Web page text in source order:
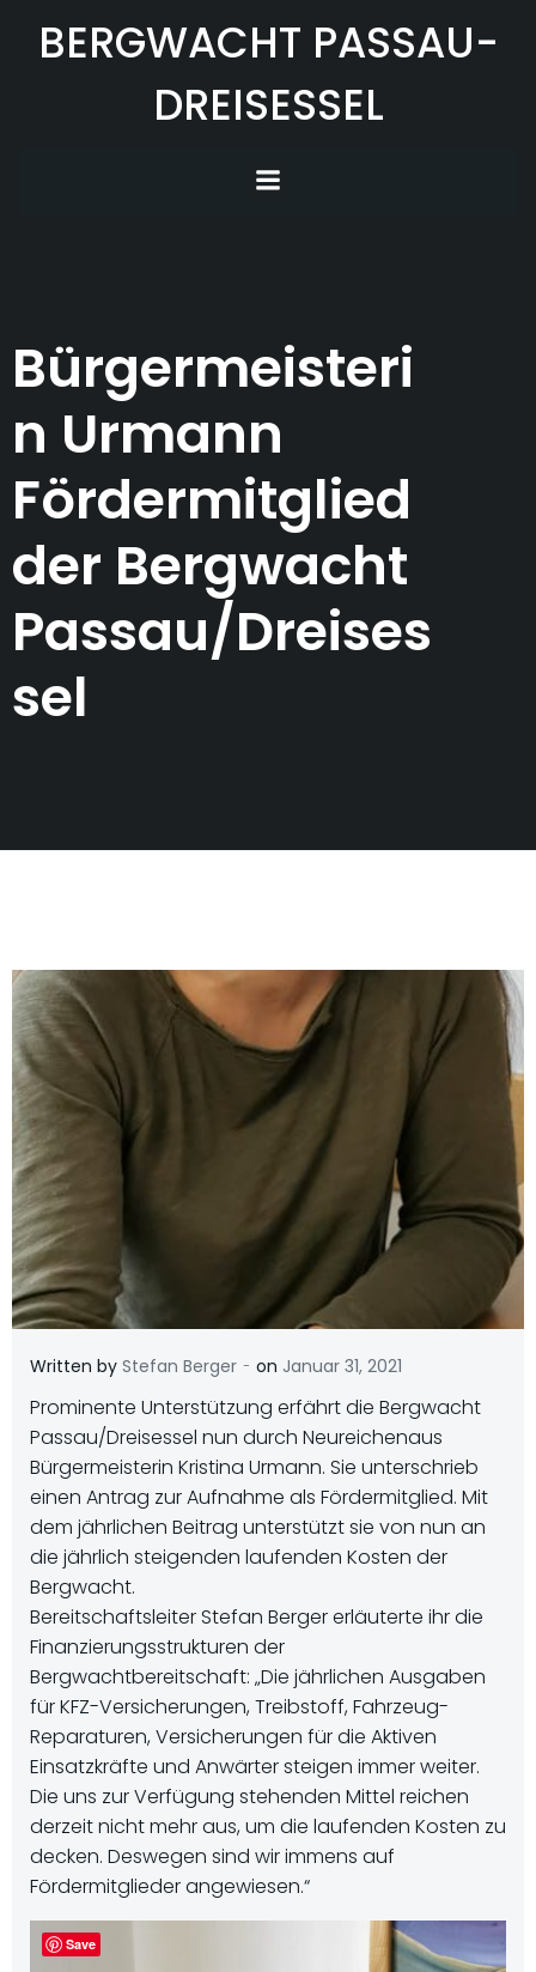
Inhalt
BERGWACHT PASSAU-
DREISESSEL
Bürgermeisteri
n Urmann
Fördermitglied
der Bergwacht
Passau/Dreises
sel
Written by Stefan Berger - on Januar 31, 2021
Prominente Unterstützung erfährt die Bergwacht
Passau/Dreisessel nun durch Neureichenaus
Bürgermeisterin Kristina Urmann. Sie unterschrieb
einen Antrag zur Aufnahme als Fördermitglied. Mit
dem jährlichen Beitrag unterstützt sie von nun an
die jährlich steigenden laufenden Kosten der
Bergwacht.
Bereitschaftsleiter Stefan Berger erläuterte ihr die
Finanzierungsstrukturen der
Bergwachtbereitschaft: „Die jährlichen Ausgaben
für KFZ-Versicherungen, Treibstoff, Fahrzeug-
Reparaturen, Versicherungen für die Aktiven
Einsatzkräfte und Anwärter steigen immer weiter.
Die uns zur Verfügung stehenden Mittel reichen
derzeit nicht mehr aus, um die laufenden Kosten zu
decken. Deswegen sind wir immens auf
Fördermitglieder angewiesen.“
Save